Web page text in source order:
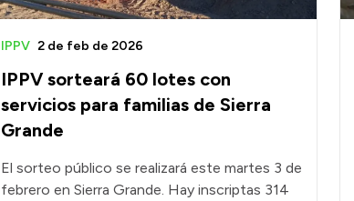
IPPV sorteará 60 lotes con
servicios para familias de Sierra
Grande
IPPV 2 de feb de 2026
El sorteo público se realizará este martes 3 de
febrero en Sierra Grande. Hay inscriptas 314